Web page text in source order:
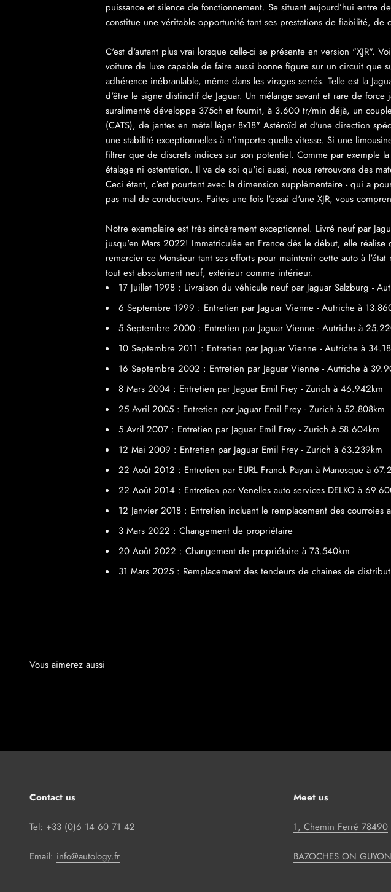
puissance et silence de fonctionnement. Se situant aujourd’hui entre
constitue une véritable opportunité tant ses prestations de fiabilité, de
C'est d'autant plus vrai lorsque celle-ci se présente en version "XJR".
voiture de luxe capable de faire aussi bonne figure sur un circuit que
adhérence inébranlable, même dans les virages serrés. Telle est la
d'être le signe distinctif de Jaguar. Un mélange savant et rare de
suralimenté développe 375ch et fournit, à 3.600 tr/min déjà, un
(CATS), de jantes en métal léger 8x18" Astéroïd et d'une direction
une stabilité exceptionnelles à n'importe quelle vitesse. Si une
filtrer que de discrets indices sur son potentiel. Comme par exemple
étalage ni ostentation. Il va de soi qu'ici aussi, nous retrouvons des
Ceci étant, c'est pourtant avec la dimension supplémentaire - qui a
pas mal de conducteurs. Faites une fois l'essai d'une XJR, vous
Notre exemplaire est très sincèrement exceptionnel. Livré neuf par
jusqu'en Mars 2022! Immatriculée en France dès le début, elle
remercier ce Monsieur tant ses efforts pour maintenir cette auto à
tout est absolument neuf, extérieur comme intérieur.
17 Juillet 1998 : Livraison du véhicule neuf par Jaguar Salzburg -
6 Septembre 1999 : Entretien par Jaguar Vienne - Autriche à
5 Septembre 2000 : Entretien par Jaguar Vienne - Autriche à
10 Septembre 2011 : Entretien par Jaguar Vienne - Autriche à
16 Septembre 2002 : Entretien par Jaguar Vienne - Autriche à
8 Mars 2004 : Entretien par Jaguar Emil Frey - Zurich à 46.942km
25 Avril 2005 : Entretien par Jaguar Emil Frey - Zurich à 52.808km
5 Avril 2007 : Entretien par Jaguar Emil Frey - Zurich à 58.604km
12 Mai 2009 : Entretien par Jaguar Emil Frey - Zurich à 63.239km
22 Août 2012 : Entretien par EURL Franck Payan à Manosque à
22 Août 2014 : Entretien par Venelles auto services DELKO à
12 Janvier 2018 : Entretien incluant le remplacement des courroies
3 Mars 2022 : Changement de propriétaire
20 Août 2022 : Changement de propriétaire à 73.540km
31 Mars 2025 : Remplacement des tendeurs de chaines de
Contact us
Tel: +33 (0)6 14 60 71 42
Email: info@autology.fr
Meet us
1, Chemin Ferré 78490
BAZOCHES ON